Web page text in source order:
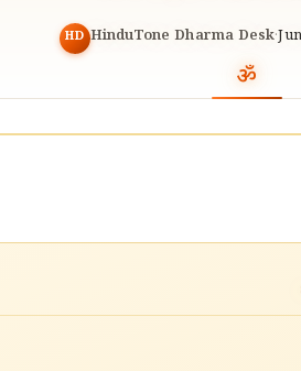
HD HinduTone Dharma Desk·